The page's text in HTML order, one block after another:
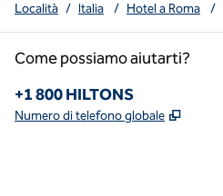
Località / Italia / Hotel a Roma /
Come possiamo aiutarti?
Telefono:
+1 800 HILTONS
Numero di telefono globale ,